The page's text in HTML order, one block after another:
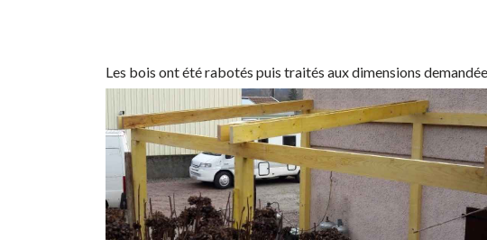
Les bois ont été rabotés puis traités aux dimensions